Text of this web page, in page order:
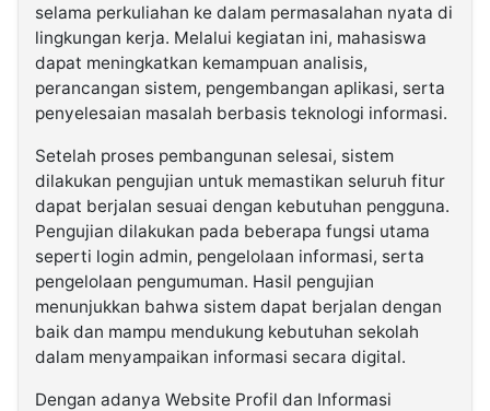
selama perkuliahan ke dalam permasalahan nyata di
lingkungan kerja. Melalui kegiatan ini, mahasiswa
dapat meningkatkan kemampuan analisis,
perancangan sistem, pengembangan aplikasi, serta
penyelesaian masalah berbasis teknologi informasi.
Setelah proses pembangunan selesai, sistem
dilakukan pengujian untuk memastikan seluruh fitur
dapat berjalan sesuai dengan kebutuhan pengguna.
Pengujian dilakukan pada beberapa fungsi utama
seperti login admin, pengelolaan informasi, serta
pengelolaan pengumuman. Hasil pengujian
menunjukkan bahwa sistem dapat berjalan dengan
baik dan mampu mendukung kebutuhan sekolah
dalam menyampaikan informasi secara digital.
Dengan adanya Website Profil dan Informasi